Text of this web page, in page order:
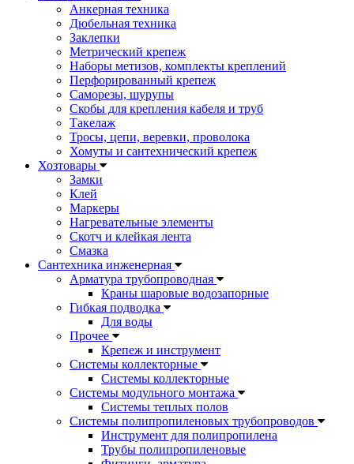
Анкерная техника
Дюбельная техника
Заклепки
Метрический крепеж
Наборы метизов, комплекты креплений
Перфорированный крепеж
Саморезы, шурупы
Скобы для крепления кабеля и труб
Такелаж
Тросы, цепи, веревки, проволока
Хомуты и сантехнический крепеж
Хозтовары
Замки
Клей
Маркеры
Нагревательные элементы
Скотч и клейкая лента
Смазка
Сантехника инженерная
Арматура трубопроводная
Краны шаровые водозапорные
Гибкая подводка
Для воды
Прочее
Крепеж и инструмент
Системы коллекторные
Системы коллекторные
Системы модульного монтажа
Системы теплых полов
Системы полипропиленовых трубопроводов
Инструмент для полипропилена
Трубы полипропиленовые